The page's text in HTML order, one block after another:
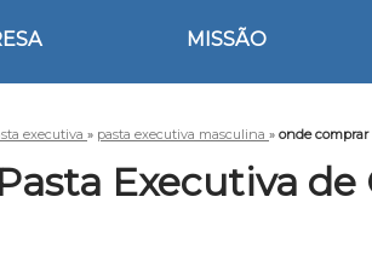
MISSÃO
executiva » pasta executiva masculina » onde comprar
Executiva